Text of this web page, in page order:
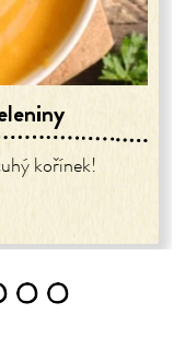
kořínek!
7 8